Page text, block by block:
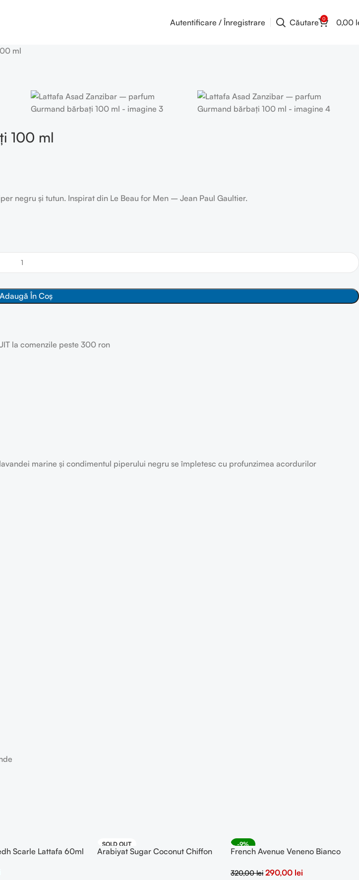
Autentificare / Înregistrare Căutare 0 0,00
ml
100 ml
negru și tutun. Inspirat din Le Beau for Men – Jean Paul Gaultier.
Adaugă În Coș
la comenzile peste 300 ron
marine și condimentul piperului negru se împletesc cu profunzimea acordurilor
Scarle Lattafa 60ml
SOLD OUT
Arabiyat Sugar Coconut Chiffon
-9%
SOLD OUT
French Avenue Veneno Bianco
320,00lei 290,00 lei